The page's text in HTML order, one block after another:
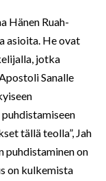
Hänen Ruah-
asioita. He ovat
jotka
Sanalle
tällä teolla”, Jah
puhdistaminen on
on kulkemista